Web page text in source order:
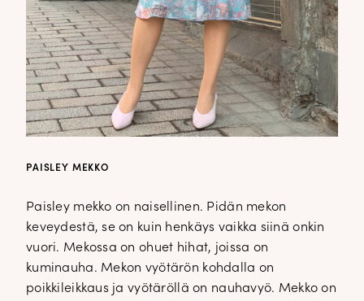
PAISLEY MEKKO
Paisley mekko on naisellinen. Pidän mekon
keveydestä, se on kuin henkäys vaikka siinä onkin
vuori. Mekossa on ohuet hihat, joissa on
kuminauha. Mekon vyötärön kohdalla on
poikkileikkaus ja vyötäröllä on nauhavyö. Mekko on